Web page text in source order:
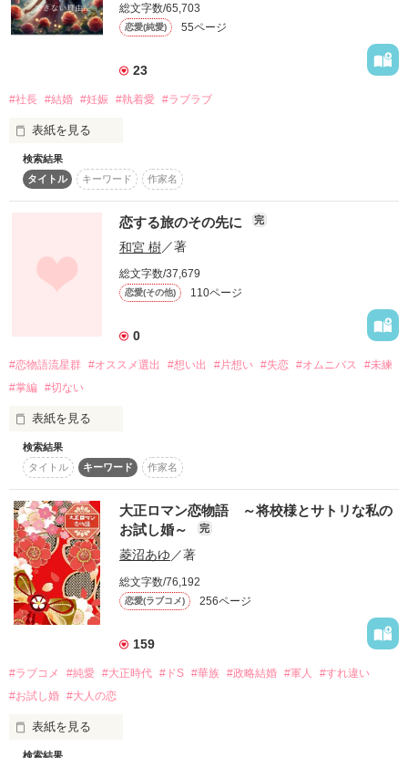
99%叶わない恋でした。
作品を読む
力強い生命力を感じたの
私は彼を知っているけど
彼は私を知らない
そんな一方通行な想いでもいい
遠くから貴方を見ていてもイイですか？
あなたを好きになってもいいですか？
切なくて、優しい恋物語を目指しています
公開開始　2012.08.19～
作品を読む
総文字数/65,703
恋愛(純愛) 55ページ
23
#社長 #結婚 #妊娠 #執着愛 #ラブラブ
表紙を見る
最愛の妹を殺され、自らも横領の濡れ衣を着せられすべてを失
った茅野楓。
かつて愛した男・宗田秋太が副社長を務める会社に現れる。
息子の存在が、凍てついた運命を再び溶かし始める。
作品を読む
検索結果
タイトル
キーワード 作家名
恋する旅のその先に 完
和宮 樹／著
総文字数/37,679
恋愛(その他) 110ページ
0
#恋物語流星群 #オススメ選出 #想い出 #片想い #失恋 #オムニバス
#未練
#掌編 #切ない
表紙を見る
「大好きです」
ただそのひとことが
いいたかった
────────
切ない恋の短編集
2009/11/21*fin
***
検索結果
タイトル
キーワード 作家名
大正ロマン恋物語 ～将校様とサトリな私の
お試し婚～
完
菱沼あゆ／著
総文字数/76,192
恋愛(ラブコメ) 256ページ
159
#ラブコメ #純愛 #大正時代 #ドS #華族 #政略結婚 #軍人
#すれ違い
#お試し婚 #大人の恋
表紙を見る
検索結果